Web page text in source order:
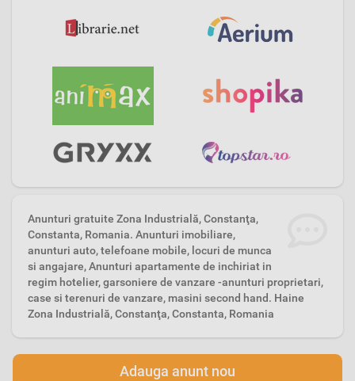
Anunturi gratuite Zona Industrială, Constanţa,
Constanta, Romania. Anunturi imobiliare,
anunturi auto, telefoane mobile, locuri de munca
si angajare, Anunturi apartamente de inchiriat in
regim hotelier, garsoniere de vanzare -anunturi proprietari,
case si terenuri de vanzare, masini second hand. Haine
Zona Industrială, Constanţa, Constanta, Romania
Adauga anunt nou